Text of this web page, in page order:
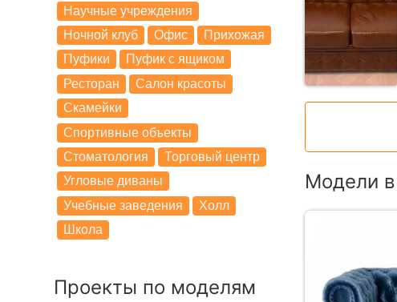
Научные учреждения
Ночной клуб
Офис
Прихожая
Пуфики
Пуфик с ящиком
Ресторан
Салон красоты
Скамейки
Спортивные объекты
Стоматология
Торговый центр
Угловые диваны
Учебные заведения
Холл
Школа
Проекты по моделям
Модели